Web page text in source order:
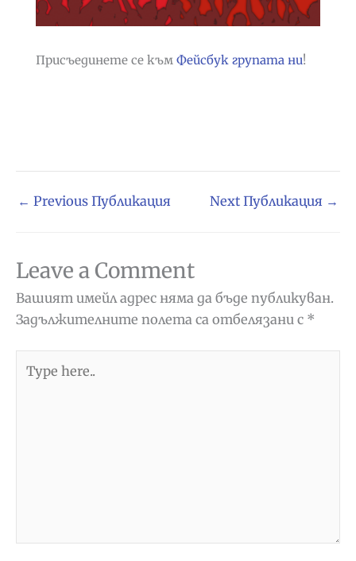
Присъединете се към Фейсбук групата ни!
← Previous Публикация Next Публикация →
Leave a Comment
Вашият имейл адрес няма да бъде публикуван.
Задължителните полета са отбелязани с *
here..